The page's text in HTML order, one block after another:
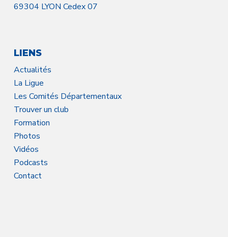
69304 LYON Cedex 07
LIENS
Actualités
La Ligue
Les Comités Départementaux
Trouver un club
Formation
Photos
Vidéos
Podcasts
Contact